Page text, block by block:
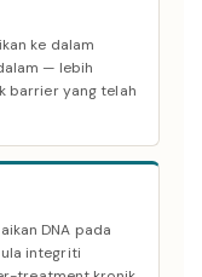
ke dalam
— lebih
barrier yang telah
DNA pada
integriti